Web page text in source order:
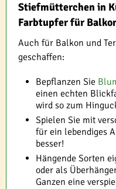
Stiefmütterchen in
Farbtupfer für
Auch für Balkon und
geschaffen:
Bepflanzen Sie
einen echten
wird so zum
Spielen Sie mit
für ein lebendiges
besser!
Hängende Sorten
oder als
Ganzen eine